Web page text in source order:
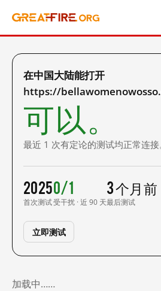
在中国大陆能打开
https://
可以。
最近 1 次有定论的测试均正常连接
2025
首次测试
0/1
受干扰 · 近 90 天
3 个月前
最后测试
立即测试
加载中……